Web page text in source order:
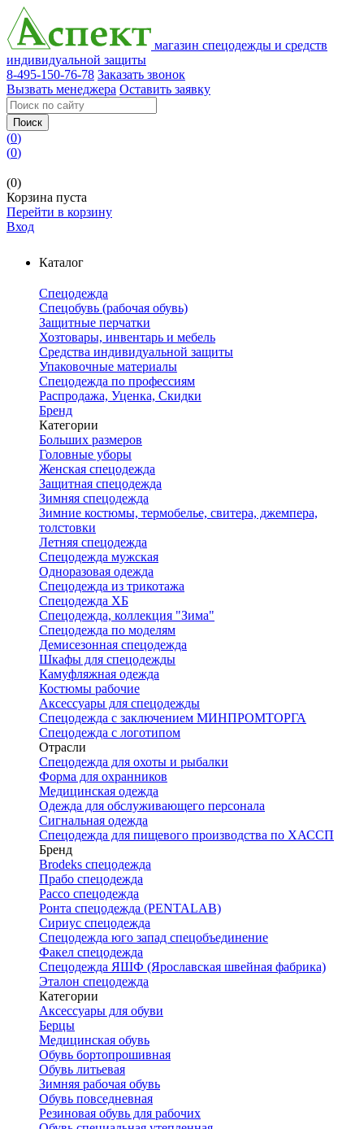
магазин спецодежды и средств
индивидуальной защиты
8-495-150-76-78 Заказать звонок
Вызвать менеджера Оставить заявку
Поиск
(0)
(0)
(0)
Корзина пуста
Перейти в корзину
Вход
Каталог
Спецодежда
Спецобувь (рабочая обувь)
Защитные перчатки
Хозтовары, инвентарь и мебель
Средства индивидуальной защиты
Упаковочные материалы
Спецодежда по профессиям
Распродажа, Уценка, Скидки
Бренд
Категории
Больших размеров
Головные уборы
Женская спецодежда
Защитная спецодежда
Зимняя спецодежда
Зимние костюмы, термобелье, свитера, джемпера,
толстовки
Летняя спецодежда
Спецодежда мужская
Одноразовая одежда
Спецодежда из трикотажа
Спецодежда ХБ
Спецодежда, коллекция "Зима"
Спецодежда по моделям
Демисезонная спецодежда
Шкафы для спецодежды
Камуфляжная одежда
Костюмы рабочие
Аксессуары для спецодежды
Спецодежда с заключением МИНПРОМТОРГА
Спецодежда с логотипом
Отрасли
Спецодежда для охоты и рыбалки
Форма для охранников
Медицинская одежда
Одежда для обслуживающего персонала
Сигнальная одежда
Спецодежда для пищевого производства по ХАССП
Бренд
Brodeks спецодежда
Прабо спецодежда
Рассо спецодежда
Ронта спецодежда (PENTALAB)
Сириус спецодежда
Спецодежда юго запад спецобъединение
Факел спецодежда
Спецодежда ЯШФ (Ярославская швейная фабрика)
Эталон спецодежда
Категории
Аксессуары для обуви
Берцы
Медицинская обувь
Обувь бортопрошивная
Обувь литьевая
Зимняя рабочая обувь
Обувь повседневная
Резиновая обувь для рабочих